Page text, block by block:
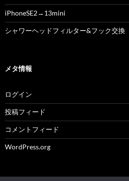
iPhoneSE2→13mini
シャワーヘッドフィルター&フック交換
メタ情報
ログイン
投稿フィード
コメントフィード
WordPress.org